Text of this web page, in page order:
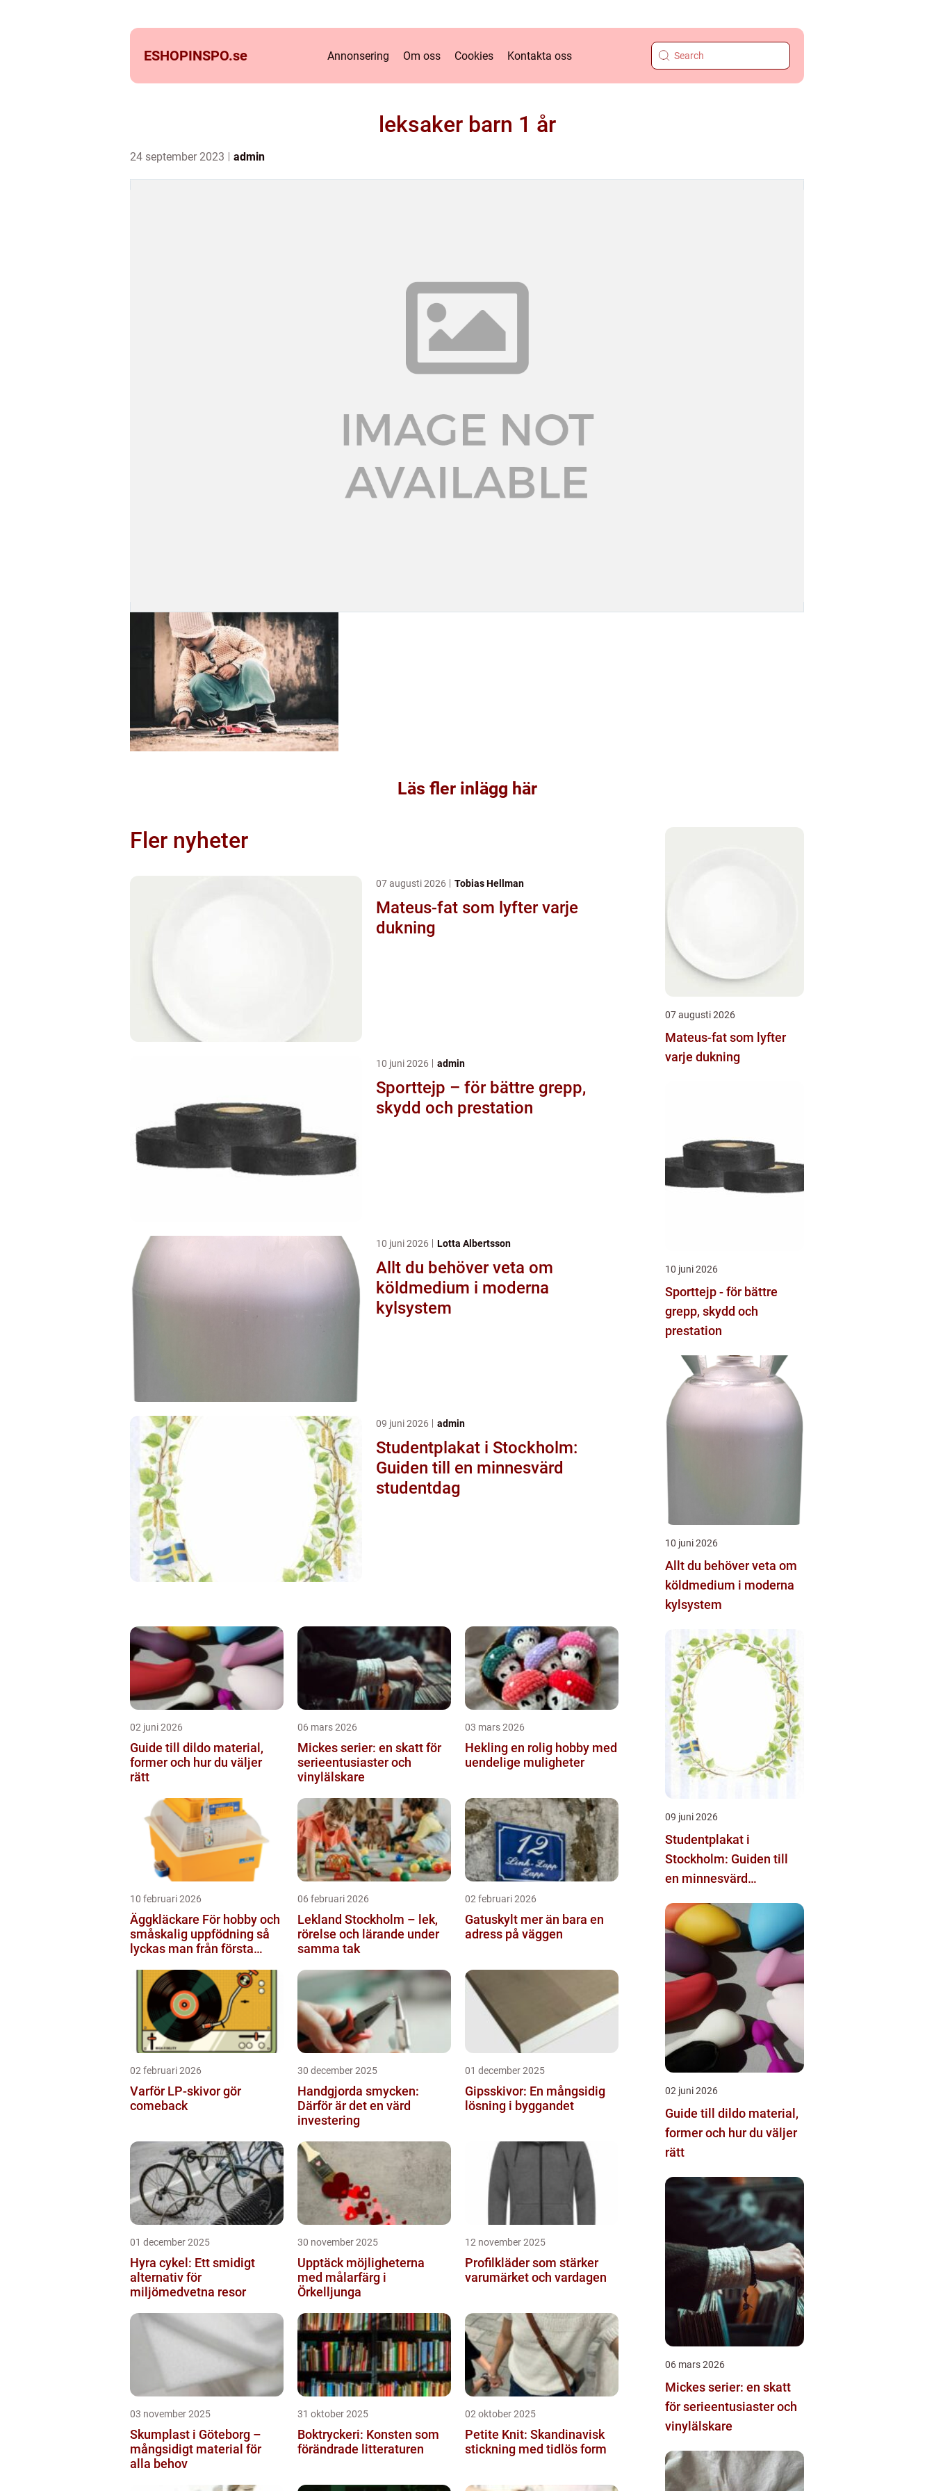
ESHOPINSPO.se Annonsering Om oss Cookies Kontakta oss
leksaker barn 1 år
24 september 2023 admin
Läs fler inlägg här
Fler nyheter
07 augusti 2026 Tobias Hellman
Mateus-fat som lyfter varje
dukning
10 juni 2026 admin
Sporttejp – för bättre grepp,
skydd och prestation
10 juni 2026 Lotta Albertsson
Allt du behöver veta om
köldmedium i moderna
kylsystem
09 juni 2026 admin
Studentplakat i Stockholm:
Guiden till en minnesvärd
studentdag
02 juni 2026
Guide till dildo material,
former och hur du väljer
rätt
06 mars 2026
Mickes serier: en skatt för
serieentusiaster och
vinylälskare
03 mars 2026
Hekling en rolig hobby med
uendelige muligheter
10 februari 2026
Äggkläckare För hobby och
småskalig uppfödning så
lyckas man från första
06 februari 2026
Lekland Stockholm – lek,
rörelse och lärande under
samma tak
02 februari 2026
Gatuskylt mer än bara en
adress på väggen
02 februari 2026
Varför LP-skivor gör
comeback
30 december 2025
Handgjorda smycken:
Därför är det en värd
investering
01 december 2025
Gipsskivor: En mångsidig
lösning i byggandet
01 december 2025
Hyra cykel: Ett smidigt
alternativ för
miljömedvetna resor
30 november 2025
Upptäck möjligheterna
med målarfärg i
Örkelljunga
12 november 2025
Profilkläder som stärker
varumärket och vardagen
03 november 2025
Skumplast i Göteborg –
mångsidigt material för
alla behov
31 oktober 2025
Boktryckeri: Konsten som
förändrade litteraturen
02 oktober 2025
Petite Knit: Skandinavisk
stickning med tidlös form
07 augusti 2026
Mateus-fat som lyfter
varje dukning
10 juni 2026
Sporttejp - för bättre
grepp, skydd och
prestation
10 juni 2026
Allt du behöver veta om
köldmedium i moderna
kylsystem
09 juni 2026
Studentplakat i
Stockholm: Guiden till
en minnesvärd
02 juni 2026
Guide till dildo material,
former och hur du väljer
rätt
06 mars 2026
Mickes serier: en skatt
för serieentusiaster och
vinylälskare